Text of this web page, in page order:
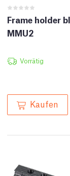
Frame holder
MMU2
Vorrätig
Kaufen